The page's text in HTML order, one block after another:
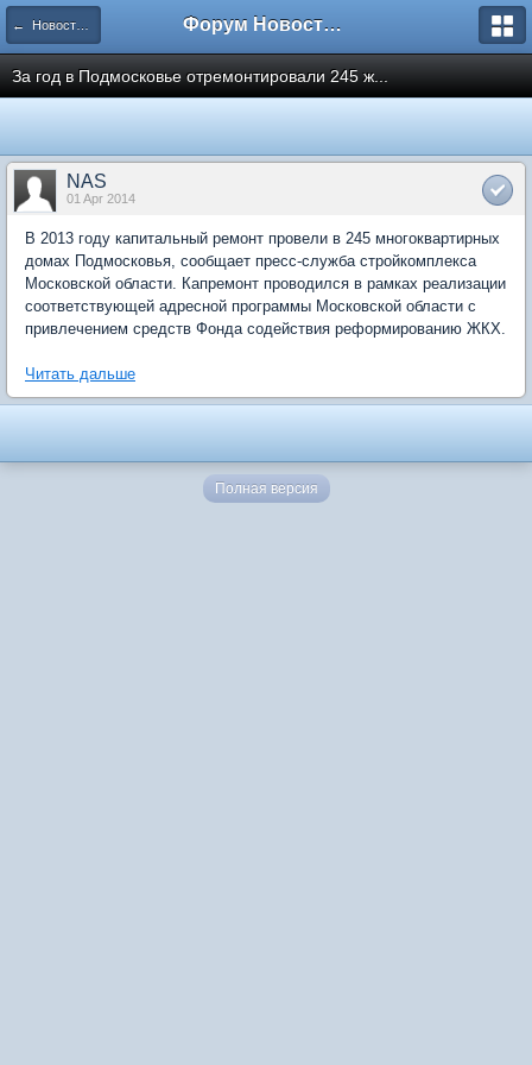
← Новости рынка недвижимости Форум Новостройки
За год в Подмосковье отремонтировали 245 ж...
NAS
01 Apr 2014
В 2013 году капитальный ремонт провели в 245 многоквартирных
домах Подмосковья, сообщает пресс-служба стройкомплекса
Московской области. Капремонт проводился в рамках реализации
соответствующей адресной программы Московской области с
привлечением средств Фонда содействия реформированию ЖКХ.
Читать дальше
Полная версия